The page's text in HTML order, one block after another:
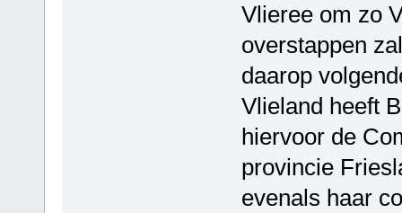
Vlieree om zo
overstappen
daarop
Vlieland heeft
hiervoor de
provincie
evenals haar